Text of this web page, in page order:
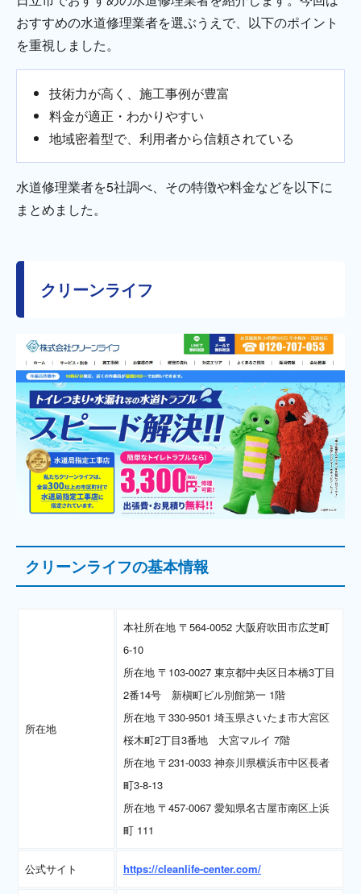
おすすめの水道修理業者を選ぶうえで、以下のポイント
を重視しました。
技術力が高く、施工事例が豊富
料金が適正・わかりやすい
地域密着型で、利用者から信頼されている
水道修理業者を5社調べ、その特徴や料金などを以下に
まとめました。
クリーンライフ
クリーンライフの基本情報
所在地
本社所在地 〒564-0052 大阪府吹田市広芝町
6-10
所在地 〒103-0027 東京都中央区日本橋3丁目
2番14号 新槇町ビル別館第一 1階
所在地 〒330-9501 埼玉県さいたま市大宮区
桜木町2丁目3番地 大宮マルイ 7階
所在地 〒231-0033 神奈川県横浜市中区長者
町3-8-13
所在地 〒457-0067 愛知県名古屋市南区上浜
町 111
公式サイト https://cleanlife-center.com/